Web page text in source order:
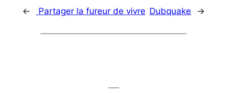
← Partager la fureur de vivre Dubquake →